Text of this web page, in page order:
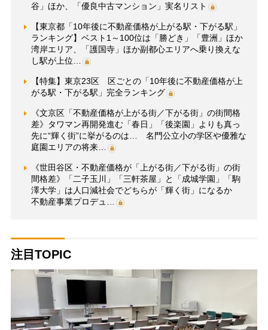
谷」ほか、「優良中古マンション」実名リスト
【東京都「10年後に不動産価格が上がる駅・下がる駅」
ランキング】ベスト1～100位は「勝どき」「豊洲」ほか
湾岸エリア、「護国寺」ほか副都心エリアへ乗り換えな
し駅が上位…
【特集】東京23区 区ごとの「10年後に不動産価格が上
がる駅・下がる駅」完全ランキング
《文京区「不動産価格が上がる街／下がる街」の街間格
差》タワマン再開発進む「春日」「後楽園」よりも真っ
先に“輝く街”に挙がるのは… 名門公立小の学区や優雅な
庭園エリアの将来…
《世田谷区・不動産価格が「上がる街／下がる街」の街
間格差》「二子玉川」「三軒茶屋」と「成城学園」「駒
澤大学」は人口減社会でどちらが「輝く街」になるか
不動産事業プロデュ…
注目TOPIC